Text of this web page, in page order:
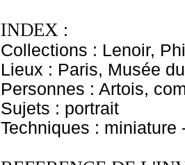
INDEX :
Collections : Lenoir,
Lieux : Paris, Musée
Personnes : Artois,
Sujets : portrait
Techniques : miniature